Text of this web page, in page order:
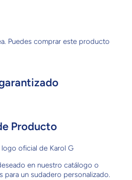
Puedes comprar este producto
Producto
oficial de Karol G
en nuestro catálogo o
un sudadero personalizado.